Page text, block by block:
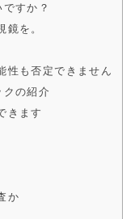
すか？
を。
性も否定できません
の紹介
きます
か